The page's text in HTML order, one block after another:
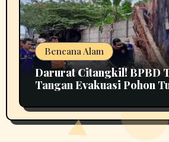
Bencana Alam
Darurat Citangkil! BPBD
Tangan Evakuasi Pohon